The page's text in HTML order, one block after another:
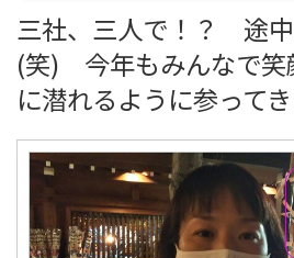
三社、三人で！？ 途
(笑) 今年もみんなで笑
に潜れるように参って